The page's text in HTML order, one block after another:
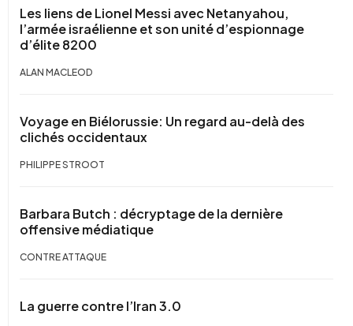
Les liens de Lionel Messi avec Netanyahou,
l’armée israélienne et son unité d’espionnage
d’élite 8200
ALAN MACLEOD
Voyage en Biélorussie: Un regard au-delà des
clichés occidentaux
PHILIPPE STROOT
Barbara Butch : décryptage de la dernière
offensive médiatique
CONTRE ATTAQUE
La guerre contre l’Iran 3.0